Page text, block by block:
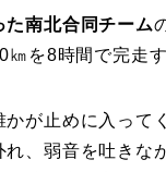
南北合同チーム
㎞を8時間で完走
かが止めに入って
、弱音を吐きな